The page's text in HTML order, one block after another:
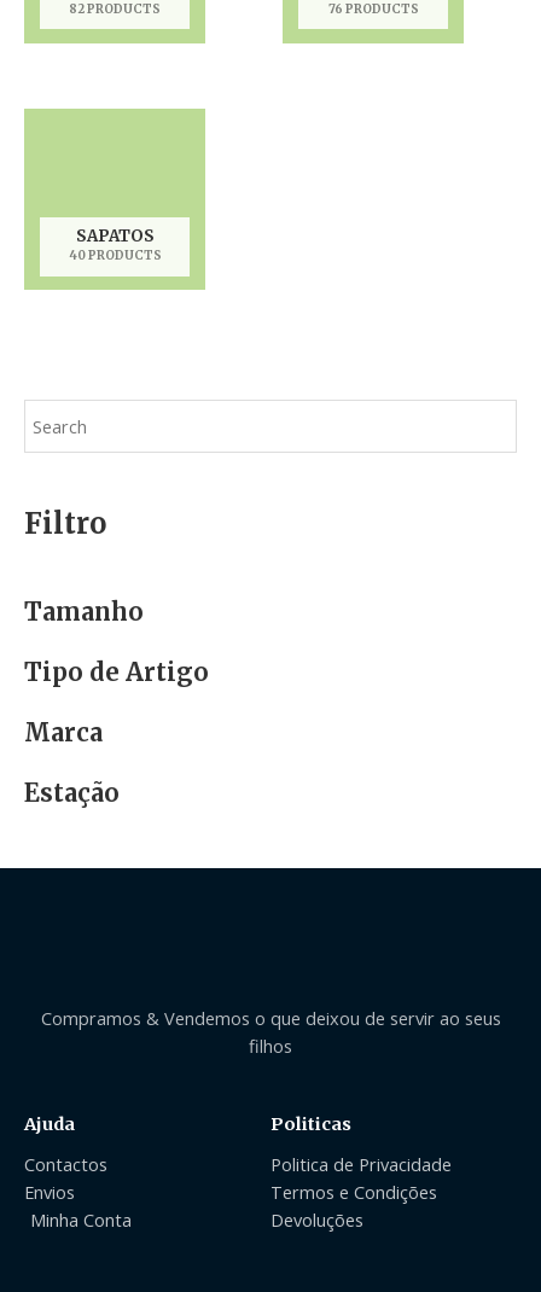
Filtro
Tamanho
Tipo de Artigo
Marca
Estação
82 PRODUCTS 76 PRODUCTS
SAPATOS
40 PRODUCTS
Compramos & Vendemos o que deixou de servir ao seus
filhos
Ajuda
Contactos
Envios
Minha Conta
Politicas
Politica de Privacidade
Termos e Condições
Devoluções